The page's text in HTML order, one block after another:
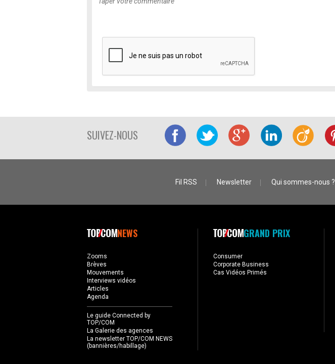
SUIVEZ-NOUS
Fil RSS Newsletter Qui sommes-nous ?
NEWS
Zooms
Brèves
Mouvements
Interviews vidéos
Articles
Agenda
Le guide Connected by
TOP/COM
La Galerie des agences
La newsletter TOP/COM NEWS
(bannières/habillage)
GRAND PRIX
Consumer
Corporate Business
Cas Vidéos Primés